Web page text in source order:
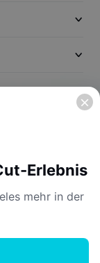
Richtlinie
Erlebnis
mehr in der